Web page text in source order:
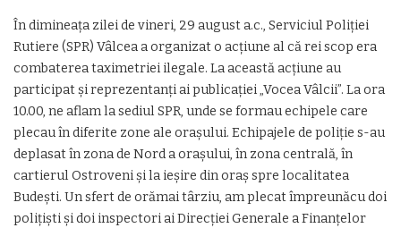
În dimineața zilei de vineri, 29 august a.c., Serviciul Poliției
Rutiere (SPR) Vâlcea a organizat o acțiune al că rei scop era
combaterea taximetriei ilegale. La această acțiune au
participat și reprezentanți ai publicației „Vocea Vâlcii”. La ora
10.00, ne aflam la sediul SPR, unde se formau echipele care
plecau în diferite zone ale orașului. Echipajele de poliție s-au
deplasat în zona de Nord a orașului, în zona centrală, în
cartierul Ostroveni și la ieșire din oraș spre localitatea
Budești. Un sfert de orămai târziu, am plecat împreunăcu doi
polițiști și doi inspectori ai Direcției Generale a Finanțelor